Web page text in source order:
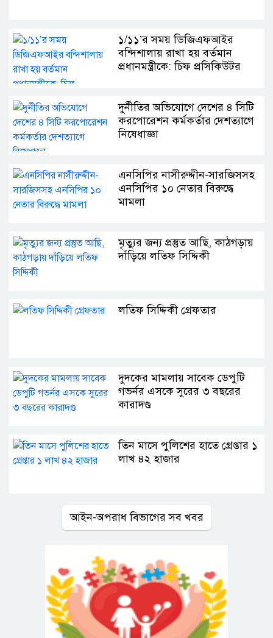
১/১১’র সময় ডিজিএফআইর
বন্দিশালায় রাখা হয় বর্তমান
প্রধানমন্ত্রীকে: চিফ প্রসিকিউটর
দুর্নীতির অভিযোগে দেশের ৪ সিটি
করপোরেশন কর্মকর্তার দেশত্যাগে
নিষেধাজ্ঞা
এনসিপির নাসীরুদ্দীন-সারজিসসহ
এনসিপির ১০ নেতার বিরুদ্ধে
মামলা
মৃত্যুর জন্য প্রস্তুত আছি, কাঠগড়ায়
দাঁড়িয়ে লতিফ সিদ্দিকী
লতিফ সিদ্দিকী গ্রেফতার
দুদকের মামলায় সাবেক ডেপুটি
গভর্নর এসকে সুরের ৩ বছরের
কারাদণ্ড
তিন মাসে পুলিশের হাতে গ্রেপ্তার ১
লাখ ৪২ হাজার
আইন-অপরাধ বিভাগের সব খবর